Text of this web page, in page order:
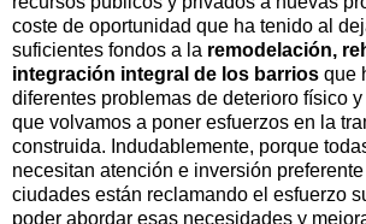
coste de oportunidad que ha tenido al
suficientes fondos a la remodelación,
integración integral de los barrios que
diferentes problemas de deterioro físico
que volvamos a poner esfuerzos en la
construida. Indudablemente, porque
necesitan atención e inversión
ciudades están reclamando el esfuerzo
poder abordar esas necesidades y